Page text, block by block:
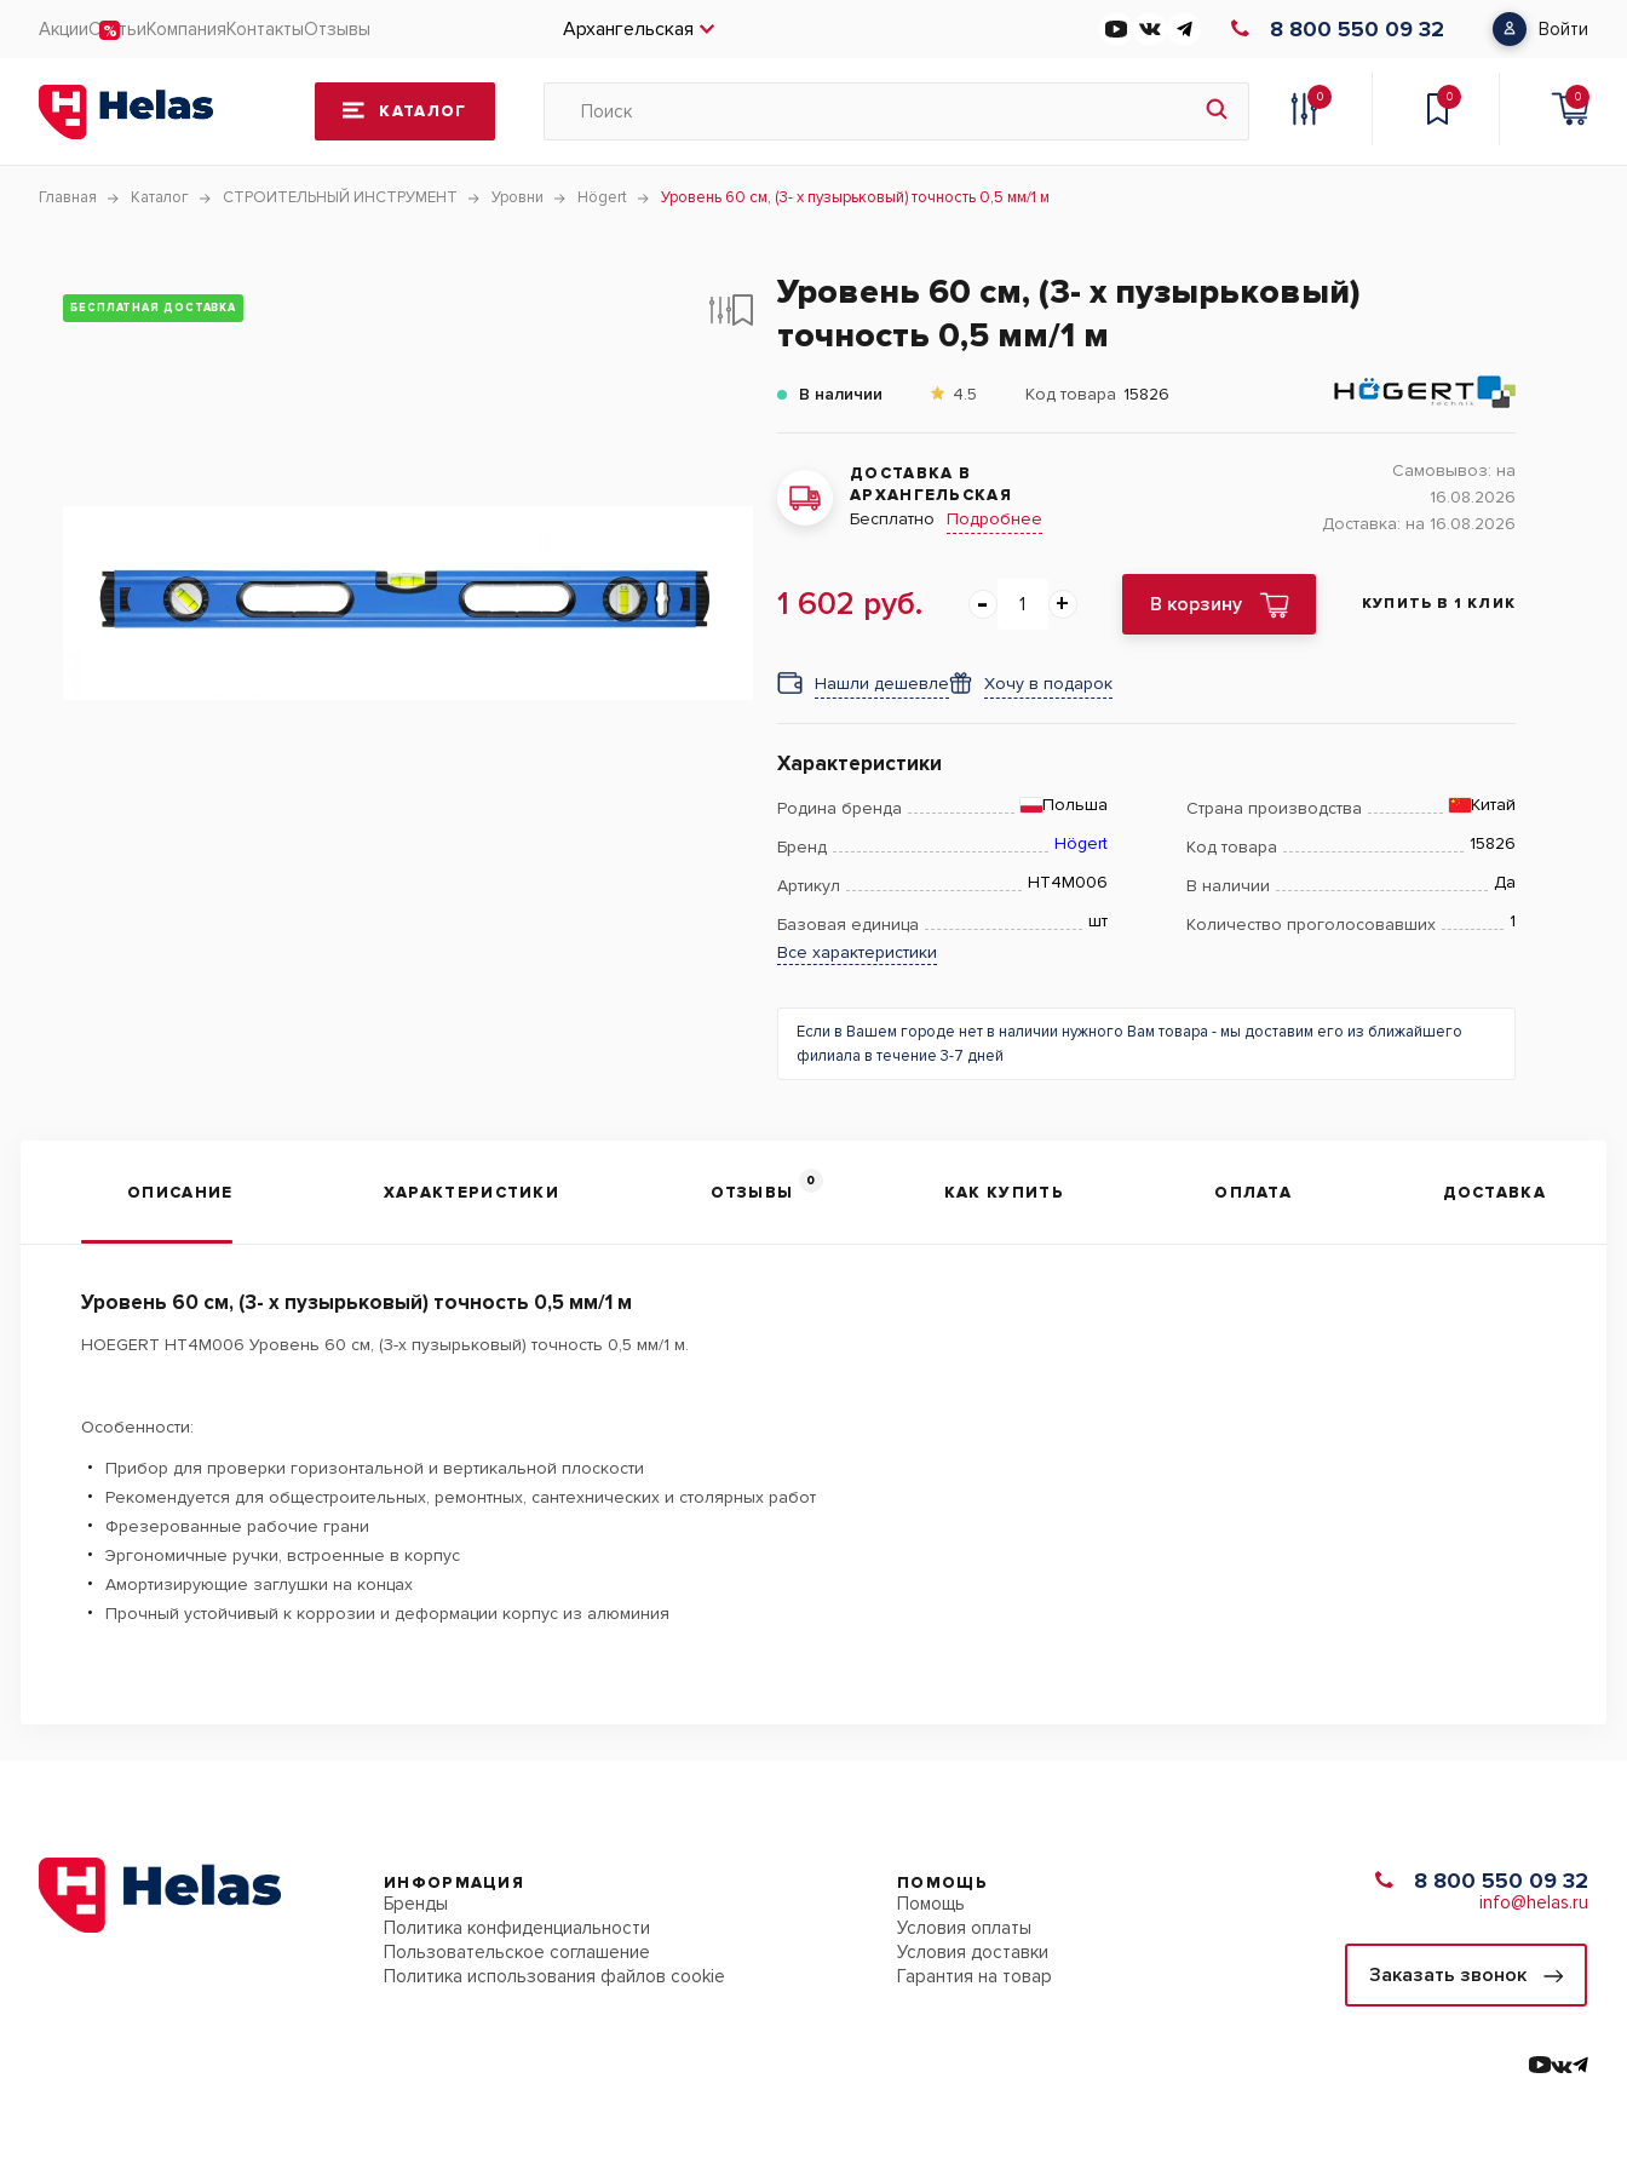
АкцииСтатьиКомпанияКонтактыОтзывы Архангельская 8 800 550 09 32 Войти
КАТАЛОГ
0 0 0
Главная Каталог СТРОИТЕЛЬНЫЙ ИНСТРУМЕНТ Уровни Högert Уровень 60 см, (3- х пузырьковый) точность 0,5 мм/1 м
БЕСПЛАТНАЯ ДОСТАВКА
Уровень 60 см, (3- х пузырьковый)
точность 0,5 мм/1 м
В наличии 4.5 Код товара 15826
ДОСТАВКА В
АРХАНГЕЛЬСКАЯ
Бесплатно Подробнее
Самовывоз: на
16.08.2026
Доставка: на 16.08.2026
1 602 руб. В корзину КУПИТЬ В 1 КЛИК
Нашли дешевле Хочу в подарок
Характеристики
Родина бренда Польша Страна производства Китай
Бренд Högert Код товара 15826
Артикул HT4M006 В наличии Да
Базовая единица шт Количество проголосовавших
1
Все характеристики
Если в Вашем городе нет в наличии нужного Вам товара - мы доставим его из ближайшего
филиала в течение 3-7 дней
ОПИСАНИЕ ХАРАКТЕРИСТИКИ ОТЗЫВЫ
0
КАК КУПИТЬ ОПЛАТА ДОСТАВКА
Уровень 60 см, (3- х пузырьковый) точность 0,5 мм/1 м
HOEGERT HT4M006 Уровень 60 см, (3-х пузырьковый) точность 0,5 мм/1 м.
Особенности:
Прибор для проверки горизонтальной и вертикальной плоскости
Рекомендуется для общестроительных, ремонтных, сантехнических и столярных работ
Фрезерованные рабочие грани
Эргономичные ручки, встроенные в корпус
Амортизирующие заглушки на концах
Прочный устойчивый к коррозии и деформации корпус из алюминия
ИНФОРМАЦИЯ
Бренды
Политика конфиденциальности
Пользовательское соглашение
Политика использования файлов cookie
ПОМОЩЬ
Помощь
Условия оплаты
Условия доставки
Гарантия на товар
8 800 550 09 32
info@helas.ru
Заказать звонок